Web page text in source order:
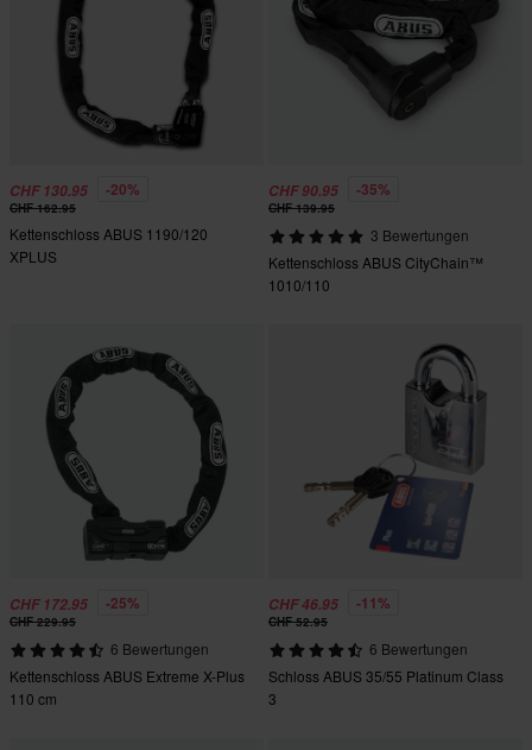
CHF 130.95 -20%
CHF 162.95
Kettenschloss ABUS 1190/120
XPLUS
CHF 90.95 -35%
CHF 139.95
3 Bewertungen
Kettenschloss ABUS CityChain™
1010/110
CHF 172.95 -25%
CHF 229.95
6 Bewertungen
Kettenschloss ABUS Extreme X-Plus
110 cm
CHF 46.95 -11%
CHF 52.95
6 Bewertungen
Schloss ABUS 35/55 Platinum Class
3